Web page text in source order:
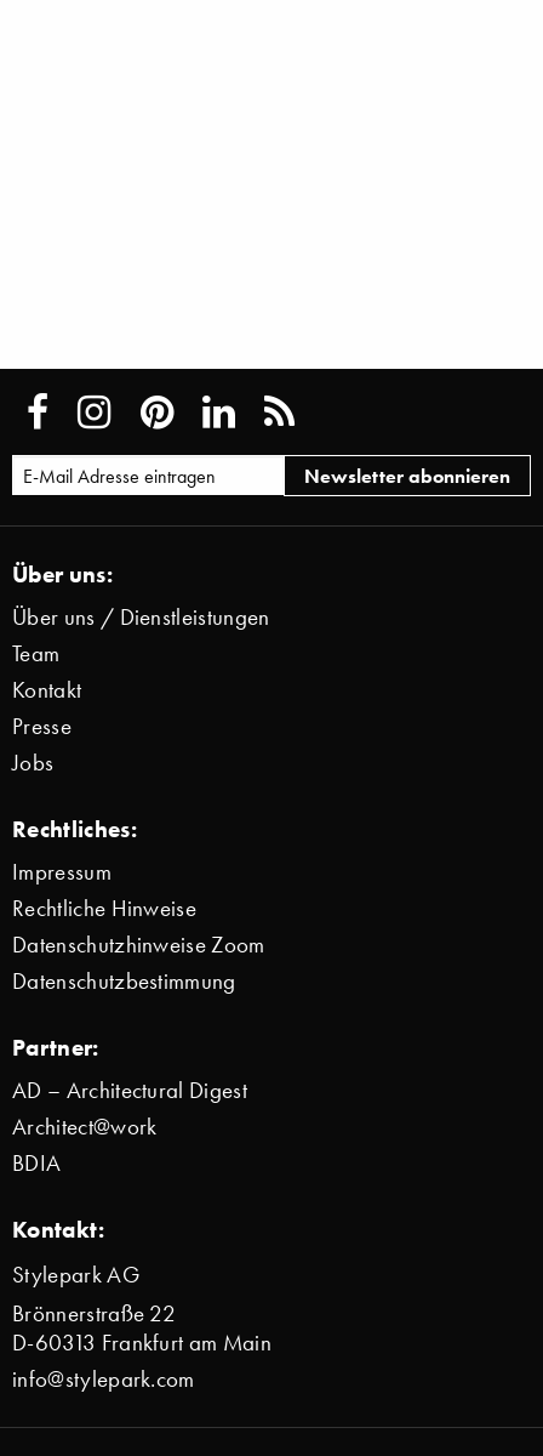
Über uns:
Über uns / Dienstleistungen
Team
Kontakt
Presse
Jobs
Rechtliches:
Impressum
Rechtliche Hinweise
Datenschutzhinweise Zoom
Datenschutzbestimmung
Partner:
AD – Architectural Digest
Architect@work
BDIA
Kontakt:
Stylepark AG
Brönnerstraße 22
D-60313 Frankfurt am Main
info@stylepark.com